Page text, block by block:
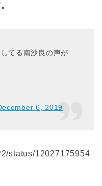
てる南沙良の声が
6, 2019
status/12027175954